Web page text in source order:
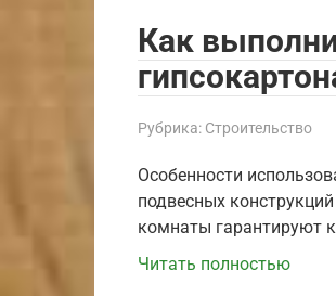
Как
Рубрика: Строительство
Особенности
подвесных
комнаты гарантируют
Читать полностью